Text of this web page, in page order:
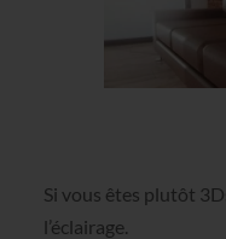
Si vous êtes plutôt
l’éclairage.